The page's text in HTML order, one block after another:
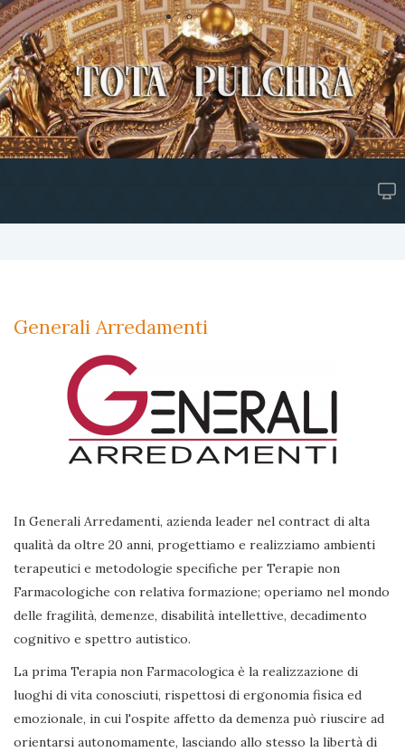
Generali Arredamenti
In Generali Arredamenti, azienda leader nel contract di alta
qualità da oltre 20 anni, progettiamo e realizziamo ambienti
terapeutici e metodologie specifiche per Terapie non
Farmacologiche con relativa formazione; operiamo nel mondo
delle fragilità, demenze, disabilità intellettive, decadimento
cognitivo e spettro autistico.
La prima Terapia non Farmacologica è la realizzazione di
luoghi di vita conosciuti, rispettosi di ergonomia fisica ed
emozionale, in cui l'ospite affetto da demenza può riuscire ad
orientarsi autonomamente, lasciando allo stesso la libertà di